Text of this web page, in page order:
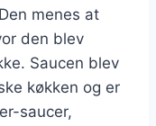
menes at
den blev
Saucen blev
køkken og er
saucer,